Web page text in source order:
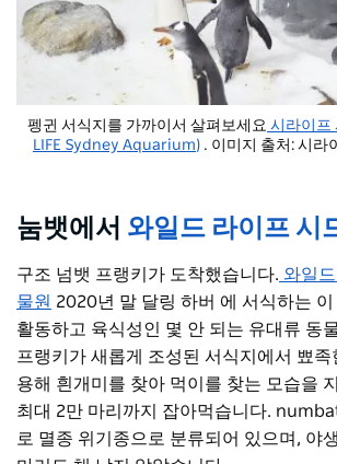
펭귄 서식지를 가까이서 살펴보세요 시라이프
LIFE Sydney Aquarium) . 이미지 출처: 시라
눔뱃에서 와일드 라이프 시
구조 넘뱃 프랭키가 도착했습니다. 와일
물원 2020년 말 달링 하버 에 서식하는
활동하고 육식성인 몇 안 되는 유대류 동
프랭키가 새롭게 조성된 서식지에서 뾰족
용해 흰개미를 찾아 먹이를 찾는 모습을
최대 2만 마리까지 잡아먹습니다.
로 멸종 위기종으로 분류되어 있으며, 야